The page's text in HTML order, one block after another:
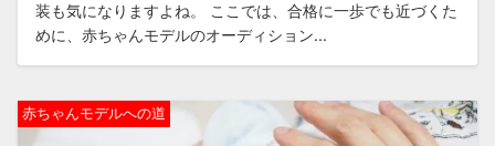
装も気になりますよね。 ここでは、合格に一歩でも近づくた
めに、赤ちゃんモデルのオーディション...
赤ちゃんモデルへの道